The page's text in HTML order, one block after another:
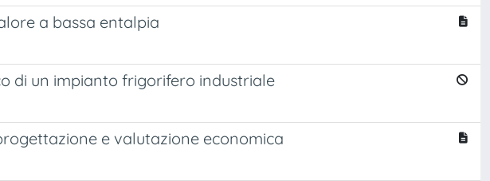
a bassa entalpia
di un impianto frigorifero industriale
e valutazione economica